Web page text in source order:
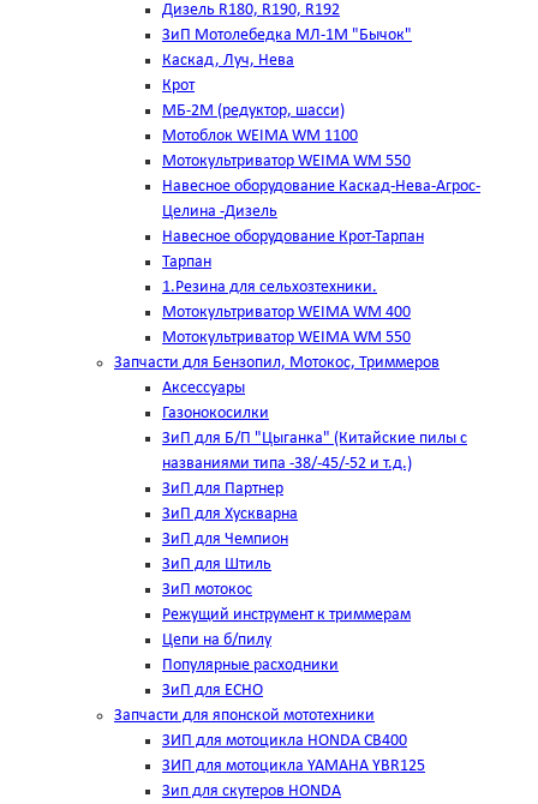
Дизель R180, R190, R192
ЗиП Мотолебедка МЛ-1М "Бычок"
Каскад, Луч, Нева
Крот
МБ-2М (редуктор, шасси)
Мотоблок WEIMA WM 1100
Мотокультриватор WEIMA WM 550
Навесное оборудование Каскад-Нева-Агрос-
Целина -Дизель
Навесное оборудование Крот-Тарпан
Тарпан
1.Резина для сельхозтехники.
Мотокультриватор WEIMA WM 400
Мотокультриватор WEIMA WM 550
Запчасти для Бензопил, Мотокос, Триммеров
Аксессуары
Газонокосилки
ЗиП для Б/П "Цыганка" (Китайские пилы с
названиями типа -38/-45/-52 и т.д.)
ЗиП для Партнер
ЗиП для Хускварна
ЗиП для Чемпион
ЗиП для Штиль
ЗиП мотокос
Режущий инструмент к триммерам
Цепи на б/пилу
Популярные расходники
ЗиП для ЕСНО
Запчасти для японской мототехники
ЗИП для мотоцикла HONDA CB400
ЗИП для мотоцикла YAMAHA YBR125
Зип для скутеров HONDA